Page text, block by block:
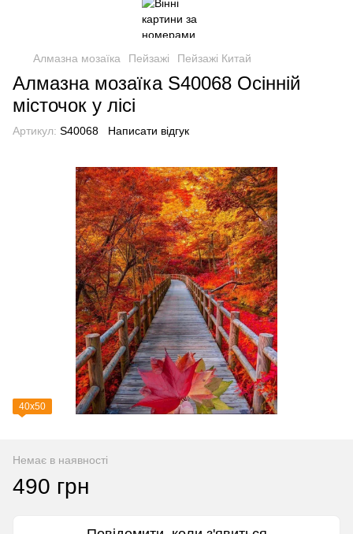
Алмазна мозаїка Пейзажі Пейзажі Китай
Алмазна мозаїка S40068 Осінній
місточок у лісі
Артикул: S40068 Написати відгук
40х50
Немає в наявності
490 грн